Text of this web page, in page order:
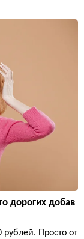
дорогих добав
Просто от